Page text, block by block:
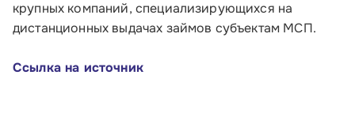
Контакты
Соцсети
крупных компаний, специализирующихся на
дистанционных выдачах займов субъектам МСП.
Ссылка на источник